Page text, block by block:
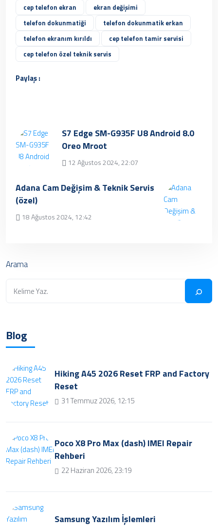
cep telefon ekran
ekran değişimi
telefon dokunmatiği
telefon dokunmatik erkan
telefon ekranım kırıldı
cep telefon tamir servisi
cep telefon özel teknik servis
Paylaş :
S7 Edge SM-G935F U8 Android 8.0
Oreo Mroot
12 Ağustos 2024, 22:07
Adana Cam Değişim & Teknik Servis
(özel)
18 Ağustos 2024, 12:42
Arama
Blog
Hiking A45 2026 Reset FRP and Factory
Reset
31 Temmuz 2026, 12:15
Poco X8 Pro Max (dash) IMEI Repair
Rehberi
22 Haziran 2026, 23:19
Samsung Yazılım İşlemleri